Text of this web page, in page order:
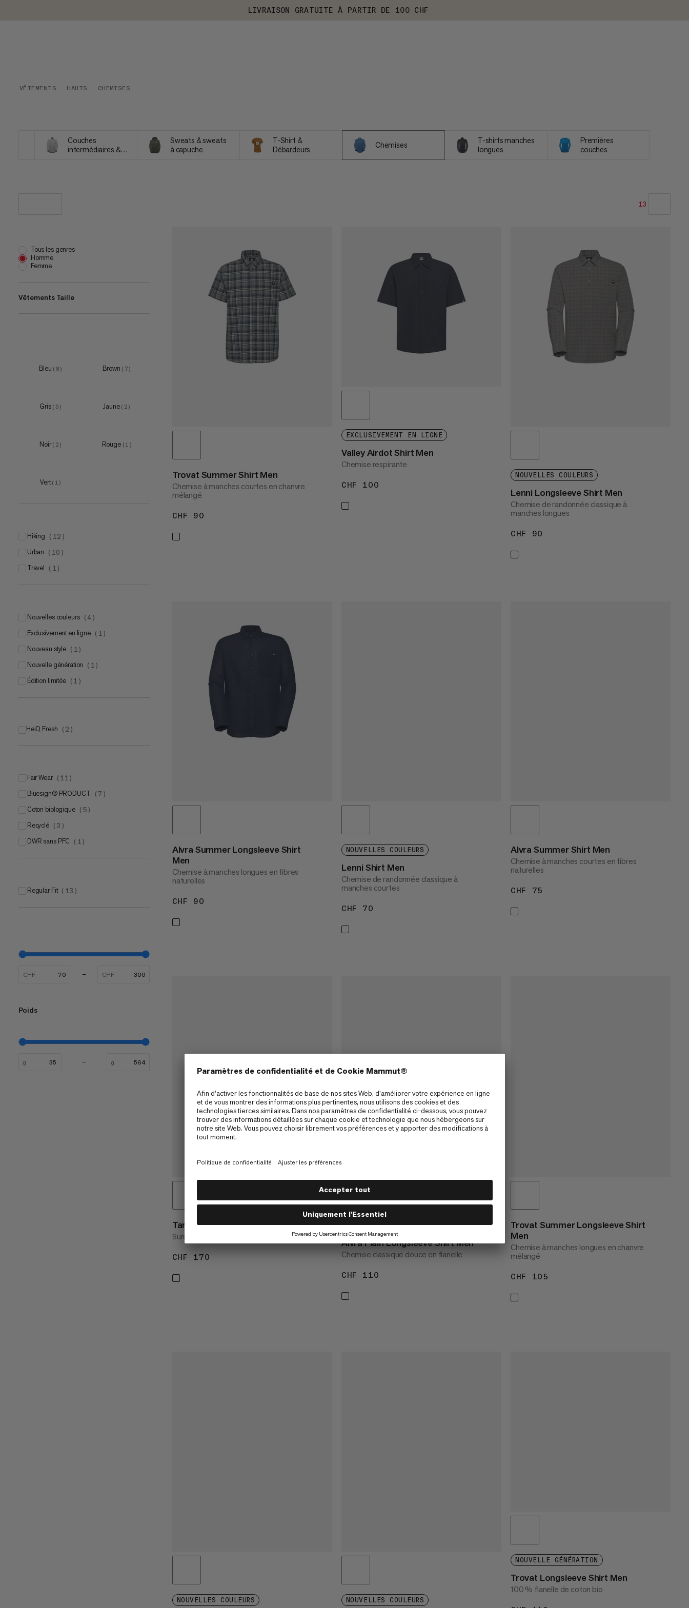
LIVRAISON GRATUITE À PARTIR DE 100 CHF
VÊTEMENTS HAUTS CHEMISES
Couches
intermédiaires &
Sweats & sweats
à capuche
T-Shirt &
Débardeurs
Chemises
T-shirts manches
longues
Premières
couches
13
PRIX DÉCROISSANT
NOUVEAUTÉS
ÉVALUATION
Tous les genres
Homme
Femme
Vêtements Taille
( 1)
XXL ( 12)
3XL ( 3)
Bleu ( 8 ) Brown ( 7 )
Gris ( 5 ) Jaune ( 2 )
Noir ( 2 ) Rouge ( 1 )
Vert ( 1 )
hiking ( 12 )
urban ( 10 )
travel ( 1 )
Nouvelles couleurs ( 4 )
Exclusivement en ligne ( 1 )
Nouveau style ( 1 )
Nouvelle génération ( 1 )
Édition limitée ( 1 )
HeiQ Fresh ( 2 )
Fair Wear ( 11 )
bluesign® PRODUCT ( 7 )
Coton biologique ( 5 )
Recyclé ( 3 )
DWR sans PFC ( 1 )
Regular Fit ( 13 )
CHF CHF
Poids
g g
Trovat Summer Shirt Men
Chemise à manches courtes en chanvre
mélangé
CHF 90
EXCLUSIVEMENT EN LIGNE
Valley Airdot Shirt Men
Chemise respirante
CHF 100
NOUVELLES COULEURS
Lenni Longsleeve Shirt Men
Chemise de randonnée classique à
manches longues
CHF 90
Alvra Summer Longsleeve Shirt
Men
Chemise à manches longues en fibres
naturelles
CHF 90
NOUVELLES COULEURS
Lenni Shirt Men
Chemise de randonnée classique à
manches courtes
CHF 70
Alvra Summer Shirt Men
Chemise à manches courtes en fibres
naturelles
CHF 75
Tamaro Overshirt Men
Surchemise en flanelle de coton bio
CHF 170
NOUVEAU STYLE
Alvra Plain Longsleeve Shirt Men
Chemise classique douce en flanelle
CHF 110
Trovat Summer Longsleeve Shirt
Men
Chemise à manches longues en chanvre
mélangé
CHF 105
NOUVELLES COULEURS NOUVELLES COULEURS
NOUVELLE GÉNÉRATION
Trovat Longsleeve Shirt Men
100 % flanelle de coton bio